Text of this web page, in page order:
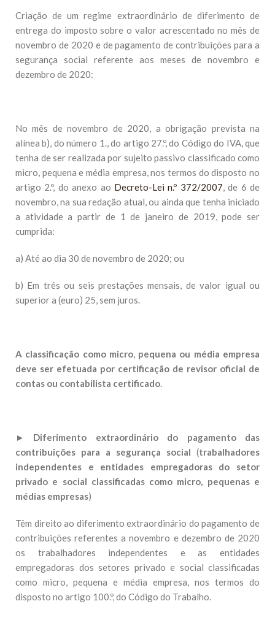
Criação de um regime extraordinário de diferimento de
entrega do imposto sobre o valor acrescentado no mês de
novembro de 2020 e de pagamento de contribuições para a
segurança social referente aos meses de novembro e
dezembro de 2020:
No mês de novembro de 2020, a obrigação prevista na
alínea b), do número 1., do artigo 27.º, do Código do IVA, que
tenha de ser realizada por sujeito passivo classificado como
micro, pequena e média empresa, nos termos do disposto no
artigo 2.º, do anexo ao Decreto-Lei n.º 372/2007, de 6 de
novembro, na sua redação atual, ou ainda que tenha iniciado
a atividade a partir de 1 de janeiro de 2019, pode ser
cumprida:
a) Até ao dia 30 de novembro de 2020; ou
b) Em três ou seis prestações mensais, de valor igual ou
superior a (euro) 25, sem juros.
A classificação como micro,pequena ou média empresa
deve ser efetuada por certificação de revisor oficial de
contas ou contabilista certificado.
► Diferimento extraordinário do pagamento das
contribuições para a segurança social (trabalhadores
independentes e entidades empregadoras do setor
privado e social classificadas como micro, pequenas e
médias empresas)
Têm direito ao diferimento extraordinário do pagamento de
contribuições referentes a novembro e dezembro de 2020
os trabalhadores independentes e as entidades
empregadoras dos setores privado e social classificadas
como micro, pequena e média empresa, nos termos do
disposto no artigo 100.º, do Código do Trabalho.